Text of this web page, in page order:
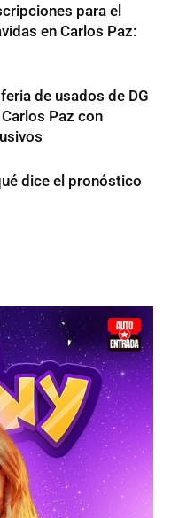
para el
en Carlos Paz:
de usados de DG
Paz con
dice el pronóstico